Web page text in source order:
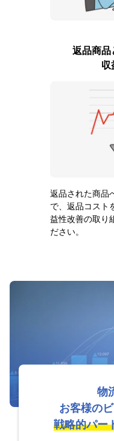
返品商品
収
返品された商品
で、返品コスト
益性改善の取り
ださい。
物
お客様の
戦略的パー